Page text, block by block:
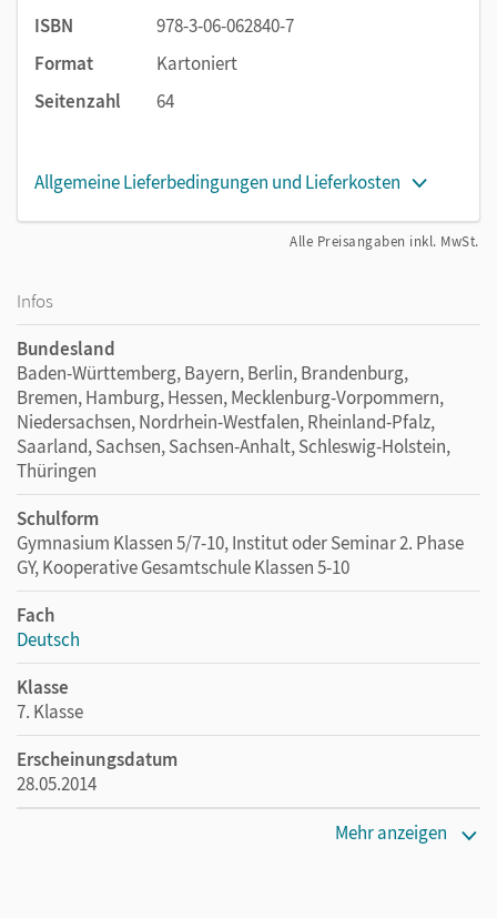
ISBN
978-3-06-062840-7
Format
Kartoniert
Seitenzahl
64
Allgemeine Lieferbedingungen und Lieferkosten
Alle Preisangaben inkl. MwSt.
Infos
Bundesland
Baden-Württemberg, Bayern, Berlin, Brandenburg,
Bremen, Hamburg, Hessen, Mecklenburg-Vorpommern,
Niedersachsen, Nordrhein-Westfalen, Rheinland-Pfalz,
Saarland, Sachsen, Sachsen-Anhalt, Schleswig-Holstein,
Thüringen
Schulform
Gymnasium Klassen 5/7-10, Institut oder Seminar 2. Phase
GY, Kooperative Gesamtschule Klassen 5-10
Fach
Deutsch
Klasse
7. Klasse
Erscheinungsdatum
28.05.2014
Mehr anzeigen